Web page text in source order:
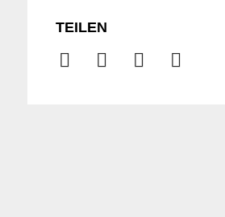
TEILEN